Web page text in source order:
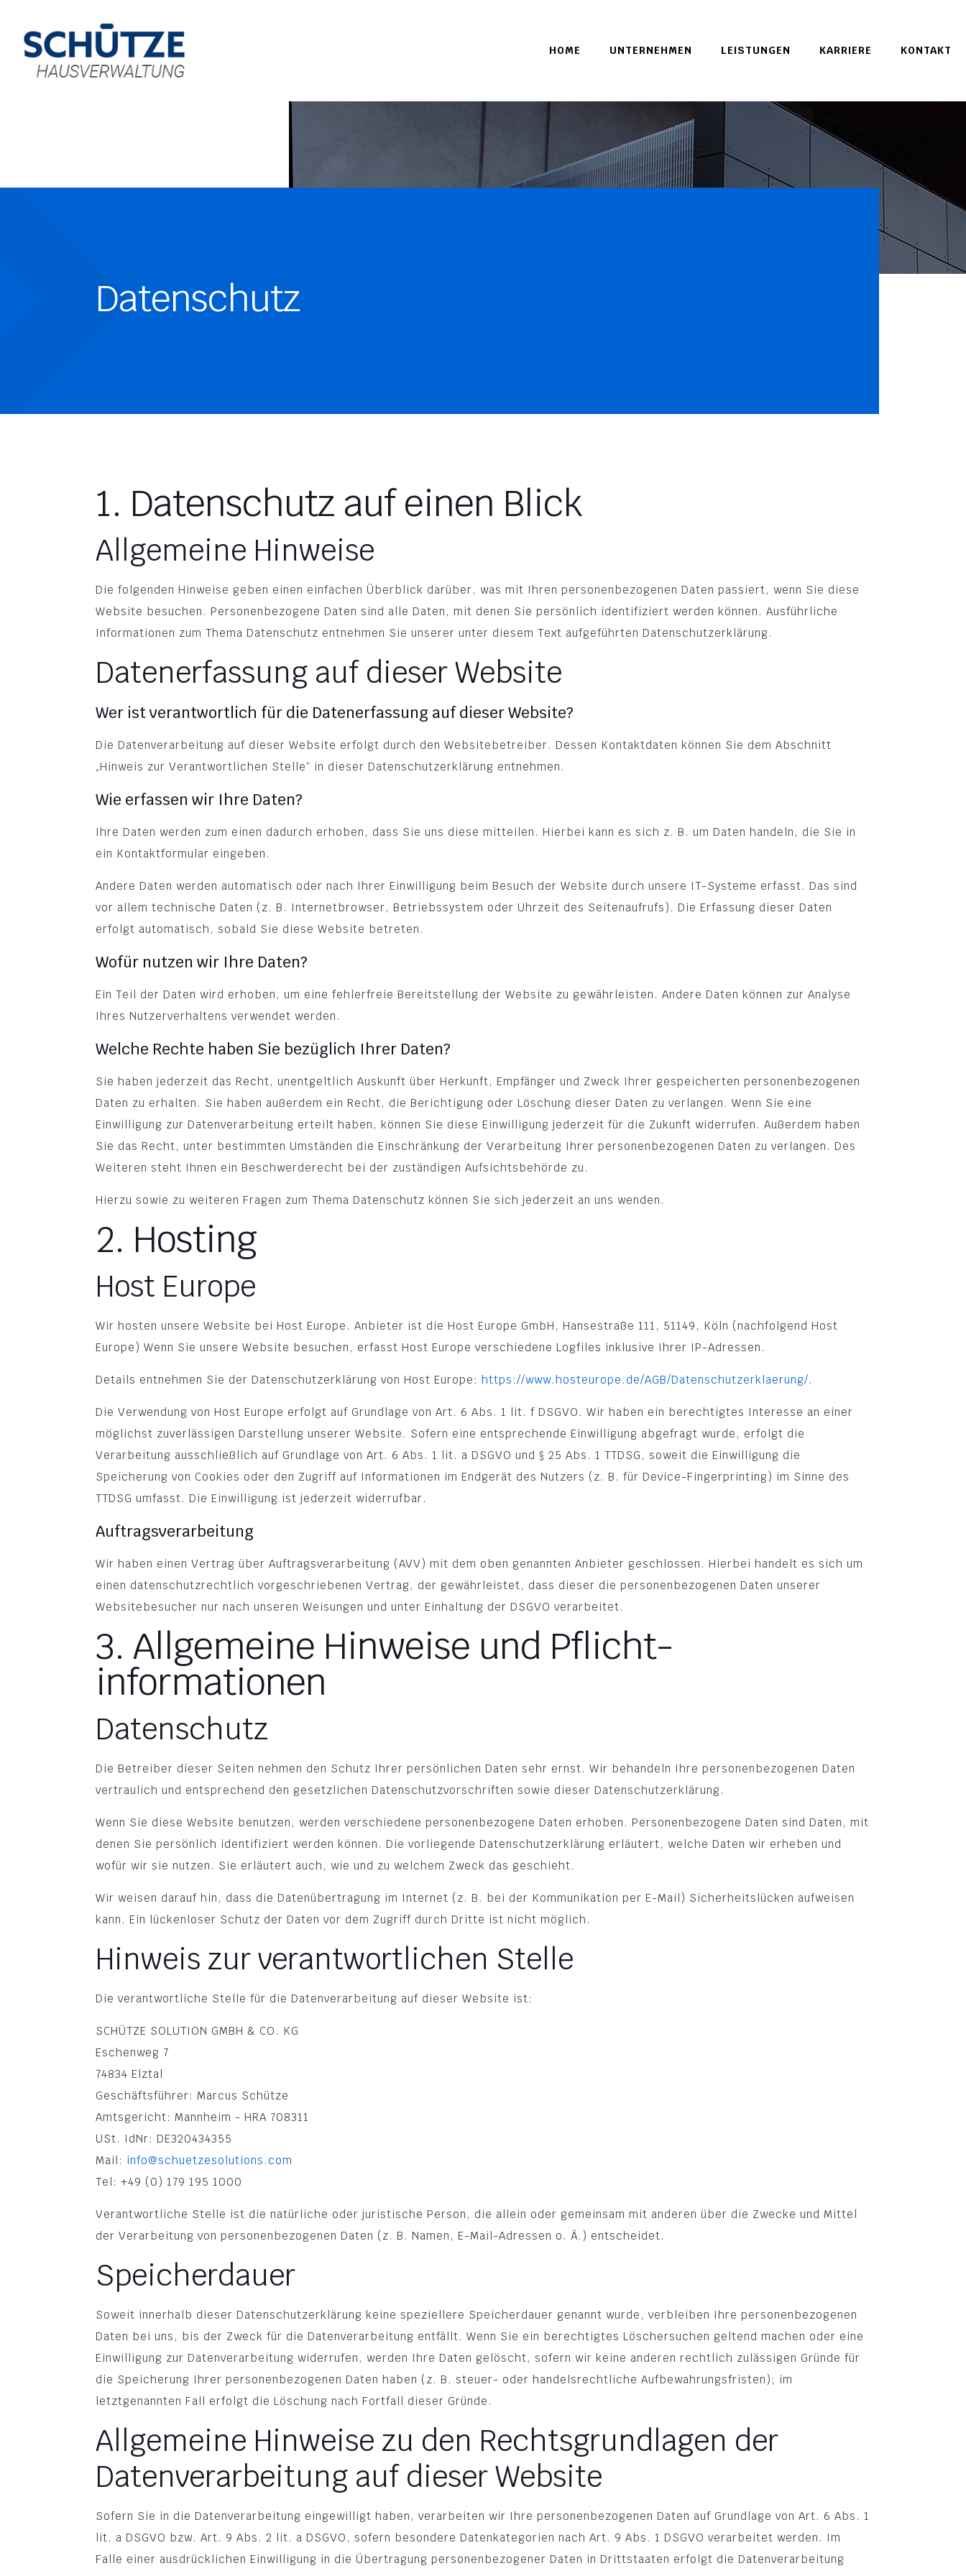
HOME UNTERNEHMEN LEISTUNGEN KARRIERE KONTAKT
Datenschutz
1. Datenschutz auf einen Blick
Allgemeine Hinweise
Die folgenden Hinweise geben einen einfachen Überblick darüber, was mit Ihren personenbezogenen Daten passiert, wenn Sie diese
Website besuchen. Personenbezogene Daten sind alle Daten, mit denen Sie persönlich identifiziert werden können. Ausführliche
Informationen zum Thema Datenschutz entnehmen Sie unserer unter diesem Text aufgeführten Datenschutzerklärung.
Datenerfassung auf dieser Website
Wer ist verantwortlich für die Datenerfassung auf dieser Website?
Die Datenverarbeitung auf dieser Website erfolgt durch den Websitebetreiber. Dessen Kontaktdaten können Sie dem Abschnitt
„Hinweis zur Verantwortlichen Stelle“ in dieser Datenschutzerklärung entnehmen.
Wie erfassen wir Ihre Daten?
Ihre Daten werden zum einen dadurch erhoben, dass Sie uns diese mitteilen. Hierbei kann es sich z. B. um Daten handeln, die Sie in
ein Kontaktformular eingeben.
Andere Daten werden automatisch oder nach Ihrer Einwilligung beim Besuch der Website durch unsere IT-Systeme erfasst. Das sind
vor allem technische Daten (z. B. Internetbrowser, Betriebssystem oder Uhrzeit des Seitenaufrufs). Die Erfassung dieser Daten
erfolgt automatisch, sobald Sie diese Website betreten.
Wofür nutzen wir Ihre Daten?
Ein Teil der Daten wird erhoben, um eine fehlerfreie Bereitstellung der Website zu gewährleisten. Andere Daten können zur Analyse
Ihres Nutzerverhaltens verwendet werden.
Welche Rechte haben Sie bezüglich Ihrer Daten?
Sie haben jederzeit das Recht, unentgeltlich Auskunft über Herkunft, Empfänger und Zweck Ihrer gespeicherten personenbezogenen
Daten zu erhalten. Sie haben außerdem ein Recht, die Berichtigung oder Löschung dieser Daten zu verlangen. Wenn Sie eine
Einwilligung zur Datenverarbeitung erteilt haben, können Sie diese Einwilligung jederzeit für die Zukunft widerrufen. Außerdem haben
Sie das Recht, unter bestimmten Umständen die Einschränkung der Verarbeitung Ihrer personenbezogenen Daten zu verlangen. Des
Weiteren steht Ihnen ein Beschwerderecht bei der zuständigen Aufsichtsbehörde zu.
Hierzu sowie zu weiteren Fragen zum Thema Datenschutz können Sie sich jederzeit an uns wenden.
2. Hosting
Host Europe
Wir hosten unsere Website bei Host Europe. Anbieter ist die Host Europe GmbH, Hansestraße 111, 51149, Köln (nachfolgend Host
Europe) Wenn Sie unsere Website besuchen, erfasst Host Europe verschiedene Logfiles inklusive Ihrer IP-Adressen.
Details entnehmen Sie der Datenschutzerklärung von Host Europe: https://www.hosteurope.de/AGB/Datenschutzerklaerung/.
Die Verwendung von Host Europe erfolgt auf Grundlage von Art. 6 Abs. 1 lit. f DSGVO. Wir haben ein berechtigtes Interesse an einer
möglichst zuverlässigen Darstellung unserer Website. Sofern eine entsprechende Einwilligung abgefragt wurde, erfolgt die
Verarbeitung ausschließlich auf Grundlage von Art. 6 Abs. 1 lit. a DSGVO und § 25 Abs. 1 TTDSG, soweit die Einwilligung die
Speicherung von Cookies oder den Zugriff auf Informationen im Endgerät des Nutzers (z. B. für Device-Fingerprinting) im Sinne des
TTDSG umfasst. Die Einwilligung ist jederzeit widerrufbar.
Auftragsverarbeitung
Wir haben einen Vertrag über Auftragsverarbeitung (AVV) mit dem oben genannten Anbieter geschlossen. Hierbei handelt es sich um
einen datenschutzrechtlich vorgeschriebenen Vertrag, der gewährleistet, dass dieser die personenbezogenen Daten unserer
Websitebesucher nur nach unseren Weisungen und unter Einhaltung der DSGVO verarbeitet.
3. Allgemeine Hinweise und Pflicht­
informationen
Datenschutz
Die Betreiber dieser Seiten nehmen den Schutz Ihrer persönlichen Daten sehr ernst. Wir behandeln Ihre personenbezogenen Daten
vertraulich und entsprechend den gesetzlichen Datenschutzvorschriften sowie dieser Datenschutzerklärung.
Wenn Sie diese Website benutzen, werden verschiedene personenbezogene Daten erhoben. Personenbezogene Daten sind Daten, mit
denen Sie persönlich identifiziert werden können. Die vorliegende Datenschutzerklärung erläutert, welche Daten wir erheben und
wofür wir sie nutzen. Sie erläutert auch, wie und zu welchem Zweck das geschieht.
Wir weisen darauf hin, dass die Datenübertragung im Internet (z. B. bei der Kommunikation per E-Mail) Sicherheitslücken aufweisen
kann. Ein lückenloser Schutz der Daten vor dem Zugriff durch Dritte ist nicht möglich.
Hinweis zur verantwortlichen Stelle
Die verantwortliche Stelle für die Datenverarbeitung auf dieser Website ist:
SCHÜTZE SOLUTION GMBH & CO. KG
Eschenweg 7
74834 Elztal
Geschäftsführer: Marcus Schütze
Amtsgericht: Mannheim - HRA 708311
USt. IdNr: DE320434355
Mail: info@schuetzesolutions.com
Tel: +49 (0) 179 195 1000
Verantwortliche Stelle ist die natürliche oder juristische Person, die allein oder gemeinsam mit anderen über die Zwecke und Mittel
der Verarbeitung von personenbezogenen Daten (z. B. Namen, E-Mail-Adressen o. Ä.) entscheidet.
Speicherdauer
Soweit innerhalb dieser Datenschutzerklärung keine speziellere Speicherdauer genannt wurde, verbleiben Ihre personenbezogenen
Daten bei uns, bis der Zweck für die Datenverarbeitung entfällt. Wenn Sie ein berechtigtes Löschersuchen geltend machen oder eine
Einwilligung zur Datenverarbeitung widerrufen, werden Ihre Daten gelöscht, sofern wir keine anderen rechtlich zulässigen Gründe für
die Speicherung Ihrer personenbezogenen Daten haben (z. B. steuer- oder handelsrechtliche Aufbewahrungsfristen); im
letztgenannten Fall erfolgt die Löschung nach Fortfall dieser Gründe.
Allgemeine Hinweise zu den Rechtsgrundlagen der
Datenverarbeitung auf dieser Website
Sofern Sie in die Datenverarbeitung eingewilligt haben, verarbeiten wir Ihre personenbezogenen Daten auf Grundlage von Art. 6 Abs. 1
lit. a DSGVO bzw. Art. 9 Abs. 2 lit. a DSGVO, sofern besondere Datenkategorien nach Art. 9 Abs. 1 DSGVO verarbeitet werden. Im
Falle einer ausdrücklichen Einwilligung in die Übertragung personenbezogener Daten in Drittstaaten erfolgt die Datenverarbeitung